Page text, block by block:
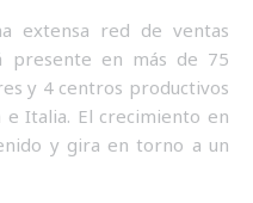
extensa red de ventas
presente en más de 75
y 4 centros productivos
e Italia. El crecimiento en
y gira en torno a un